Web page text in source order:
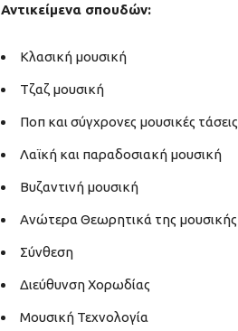
Αντικείμενα σπουδών:
Κλασική μουσική
Τζαζ μουσική
Ποπ και σύγχρονες μουσικές τάσεις
Λαϊκή και παραδοσιακή μουσική
Βυζαντινή μουσική
Ανώτερα Θεωρητικά της μουσικής
Σύνθεση
Διεύθυνση Χορωδίας
Μουσική Τεχνολογία